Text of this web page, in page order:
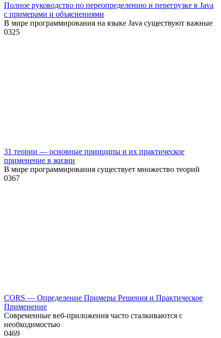
Полное руководство по переопределению и перегрузке в Java
с примерами и объяснениями
В мире программирования на языке Java существуют важные
0325
31 теории — основные принципы и их практическое
применение в жизни
В мире программирования существует множество теорий
0367
CORS — Определение Примеры Решения и Практическое
Применение
Современные веб-приложения часто сталкиваются с
необходимостью
0469